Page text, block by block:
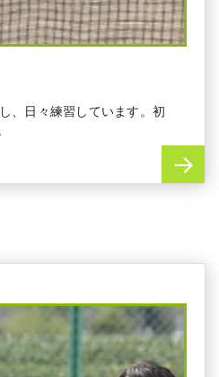
、日々練習しています。初